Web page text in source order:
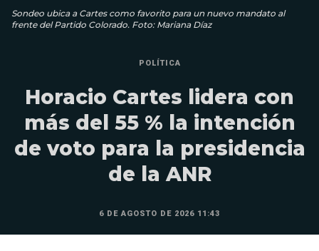
Sondeo ubica a Cartes como favorito para un nuevo mandato al
frente del Partido Colorado. Foto: Mariana Díaz
POLÍTICA
Horacio Cartes lidera con
más del 55 % la intención
de voto para la presidencia
de la ANR
6 DE AGOSTO DE 2026 11:43